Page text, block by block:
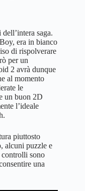
saga.
era in bianco
di rispolverare
per un
2 avrà dunque
al momento
le
un buon 2D
l’ideale
piuttosto
alcuni puzzle e
sono
una